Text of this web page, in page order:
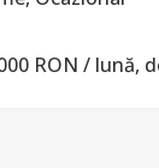
RON / lună,